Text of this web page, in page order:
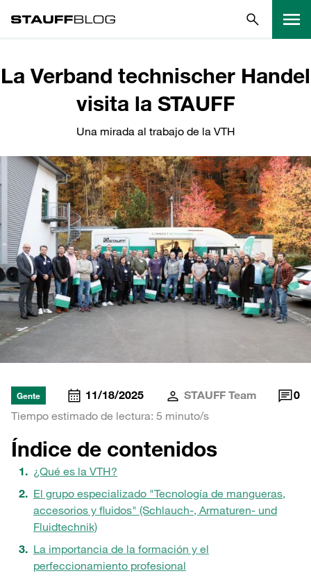
La Verband technischer Handel
visita la STAUFF
Una mirada al trabajo de la VTH
Gente 11/18/2025 STAUFF Team
0
Tiempo estimado de lectura: 5 minuto/s
Índice de contenidos
¿Qué es la VTH?
El grupo especializado "Tecnología de mangueras,
accesorios y fluidos" (Schlauch-, Armaturen- und
Fluidtechnik)
La importancia de la formación y el
perfeccionamiento profesional